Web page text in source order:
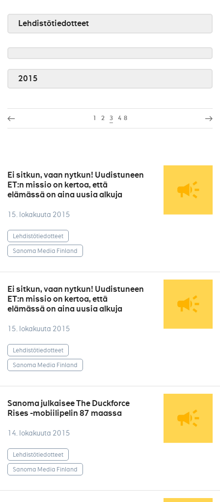
Lehdistötiedotteet
2015
1 2 3 4 8
Ei sitkun, vaan nytkun! Uudistuneen
ET:n missio on kertoa, että
elämässä on aina uusia alkuja
15. lokakuuta 2015
Lehdistötiedotteet
Sanoma Media Finland
Ei sitkun, vaan nytkun! Uudistuneen
ET:n missio on kertoa, että
elämässä on aina uusia alkuja
15. lokakuuta 2015
Lehdistötiedotteet
Sanoma Media Finland
Sanoma julkaisee The Duckforce
Rises -mobiilipelin 87 maassa
14. lokakuuta 2015
Lehdistötiedotteet
Sanoma Media Finland